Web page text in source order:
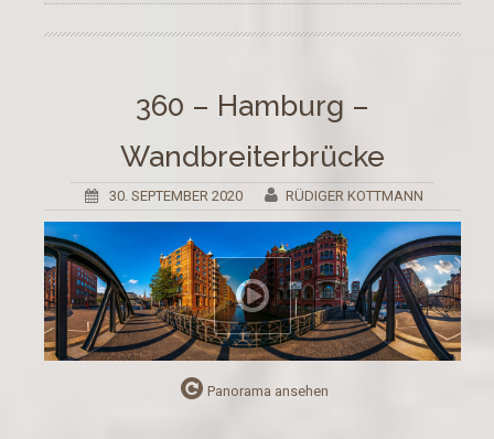
360 – Hamburg –
Wandbreiterbrücke
30. SEPTEMBER 2020 RÜDIGER KOTTMANN
Panorama ansehen